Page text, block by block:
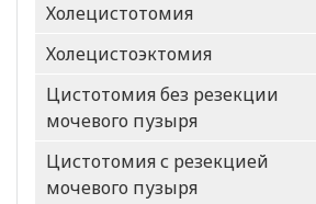
Холецистотомия
Холецистоэктомия
Цистотомия без резекции
мочевого пузыря
Цистотомия с резекцией
мочевого пузыря